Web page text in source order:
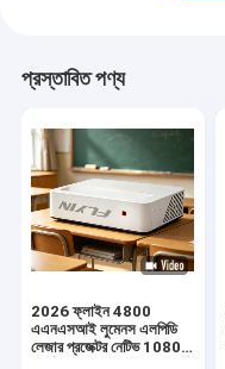
প্রস্তাবিত পণ্য
2026 ফ্লাইন 4800
এএনএসআই লুমেনস এলপিডি
লেজার প্রজেক্টর নেটিভ 1080p